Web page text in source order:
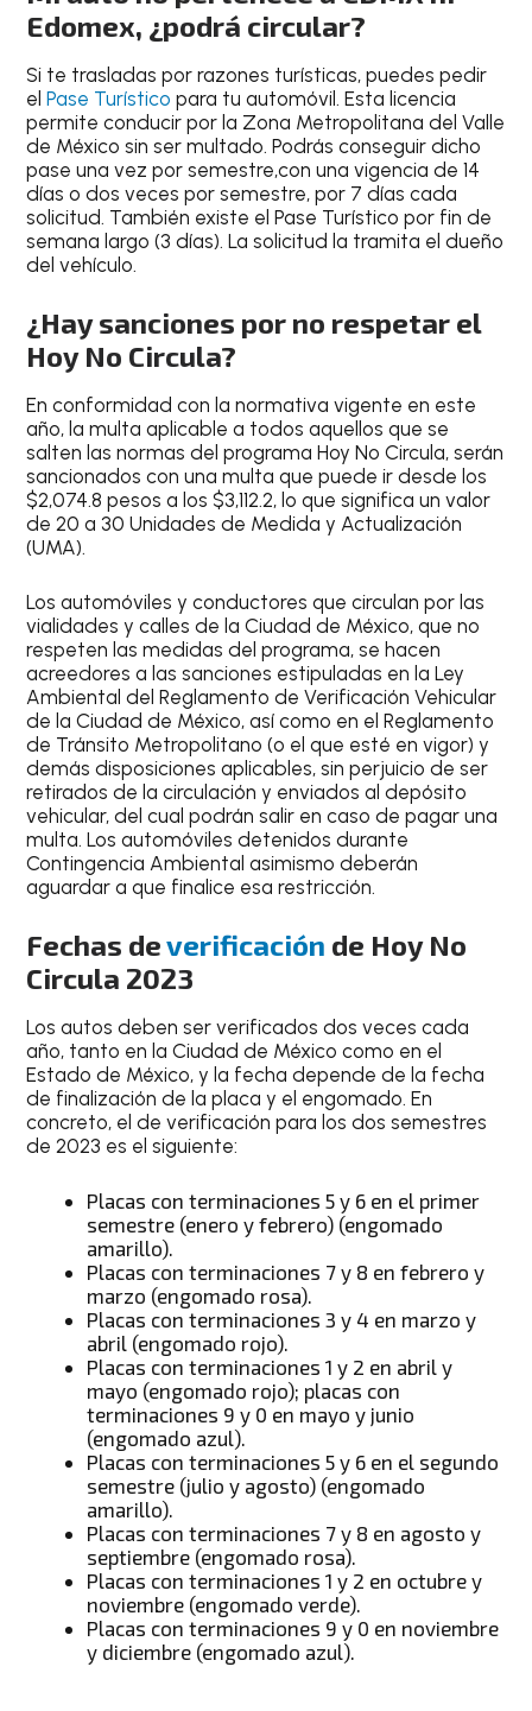
Edomex, ¿podrá circular?
Si te trasladas por razones turísticas, puedes pedir
el Pase Turístico para tu automóvil. Esta licencia
permite conducir por la Zona Metropolitana del Valle
de México sin ser multado. Podrás conseguir dicho
pase una vez por semestre,con una vigencia de 14
días o dos veces por semestre, por 7 días cada
solicitud. También existe el Pase Turístico por fin de
semana largo (3 días). La solicitud la tramita el dueño
del vehículo.
¿Hay sanciones por no respetar el
Hoy No Circula?
En conformidad con la normativa vigente en este
año, la multa aplicable a todos aquellos que se
salten las normas del programa Hoy No Circula,serán
sancionados con una multa que puede ir desde los
$2,074.8 pesos a los $3,112.2, lo que significa un valor
de 20 a 30 Unidades de Medida y Actualización
(UMA).
Los automóviles y conductores que circulan por las
vialidades y calles de la Ciudad de México, que no
respeten las medidas del programa, se hacen
acreedores a las sanciones estipuladas en laLey
Ambiental del Reglamento de Verificación Vehicular
de la Ciudad de México, así como en el Reglamento
de Tránsito Metropolitano (o el que esté en vigor) y
demás disposiciones aplicables, sin perjuicio de ser
retirados de la circulación y enviados al depósito
vehicular, del cual podrán salir en caso de pagar una
multa. Los automóviles detenidos durante
Contingencia Ambiental asimismo deberán
aguardar a que finalice esa restricción.
Fechas deverificación de Hoy No
Circula 2023
Los autos deben ser verificados dos veces cada
año, tanto en la Ciudad de México como en el
Estado de México, y la fecha depende de la fecha
de finalización de la placa y el engomado. En
concreto, el de verificación para los dos semestres
de 2023 es el siguiente:
Placas con terminaciones 5 y 6 en el primer
semestre (enero y febrero) (engomado
amarillo).
Placas con terminaciones 7 y 8 en febrero y
marzo (engomado rosa).
Placas con terminaciones 3 y 4 en marzo y
abril (engomado rojo).
Placas con terminaciones 1 y 2 en abril y
mayo (engomado rojo); placas con
terminaciones 9 y 0 en mayo y junio
(engomado azul).
Placas con terminaciones 5 y 6 en el segundo
semestre (julio y agosto) (engomado
amarillo).
Placas con terminaciones 7 y 8 en agosto y
septiembre (engomado rosa).
Placas con terminaciones 1 y 2 en octubre y
noviembre (engomado verde).
Placas con terminaciones 9 y 0 en noviembre
y diciembre (engomado azul).